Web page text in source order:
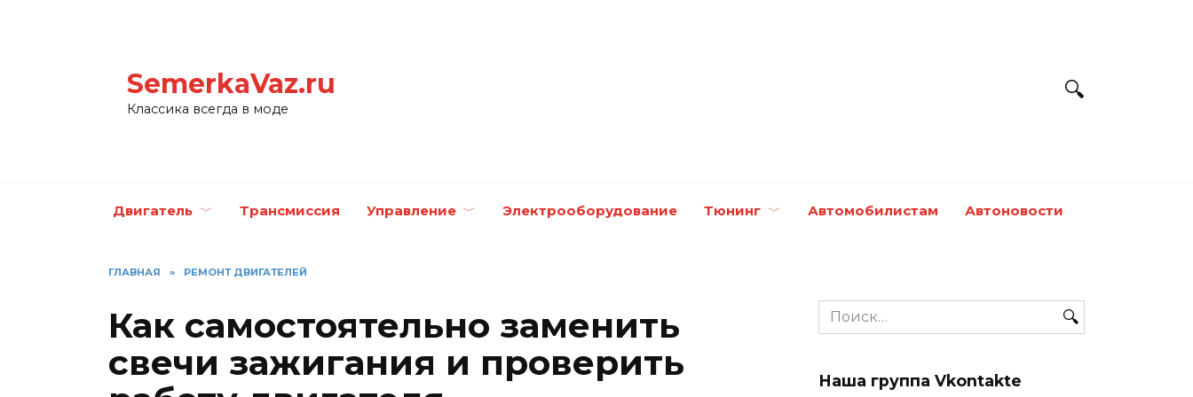
SemerkaVaz.ru
Классика всегда в моде
Двигатель Трансмиссия Управление Электрооборудование Тюнинг Автомобилистам Автоновости
ГЛАВНАЯ » РЕМОНТ ДВИГАТЕЛЕЙ
Как самостоятельно заменить
свечи зажигания и проверить
Search
for:
Наша группа Vkontakte